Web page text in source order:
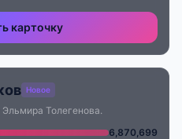
карточку
Новое
Эльмира Толегенова.
6,870,699